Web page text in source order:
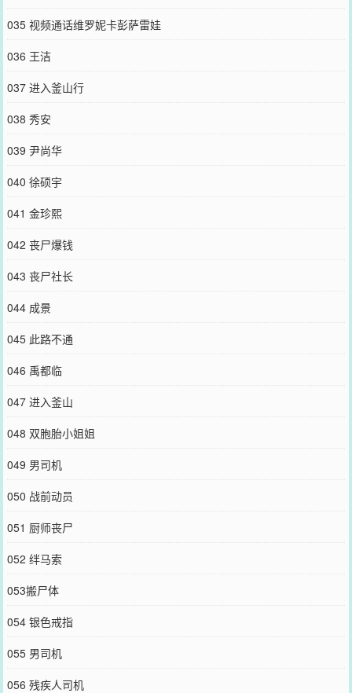
035 视频通话维罗妮卡彭萨雷娃
036 王洁
037 进入釜山行
038 秀安
039 尹尚华
040 徐硕宇
041 金珍熙
042 丧尸爆钱
043 丧尸社长
044 成景
045 此路不通
046 禹都临
047 进入釜山
048 双胞胎小姐姐
049 男司机
050 战前动员
051 厨师丧尸
052 绊马索
053搬尸体
054 银色戒指
055 男司机
056 残疾人司机